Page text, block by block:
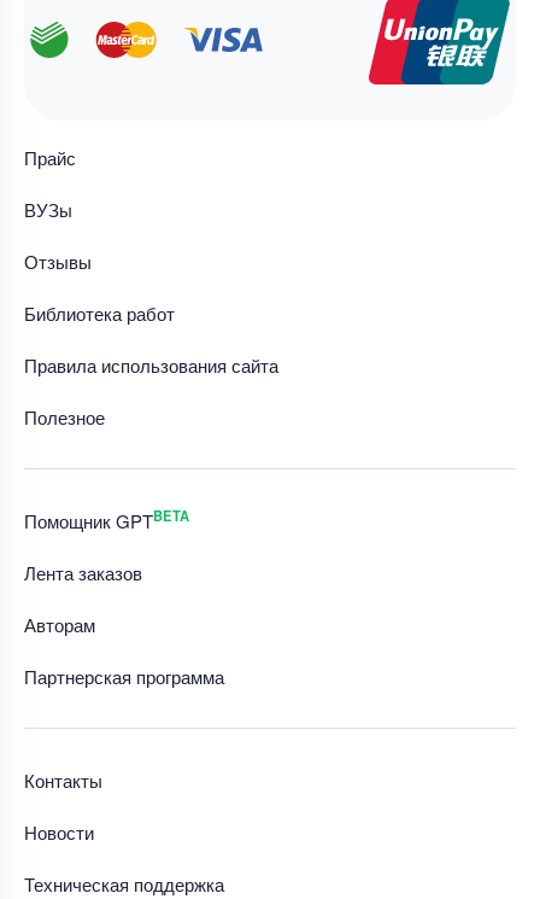
Прайс
ВУЗы
Отзывы
Библиотека работ
Правила использования сайта
Полезное
Помощник GPTBETA
Лента заказов
Авторам
Партнерская программа
Контакты
Новости
Техническая поддержка